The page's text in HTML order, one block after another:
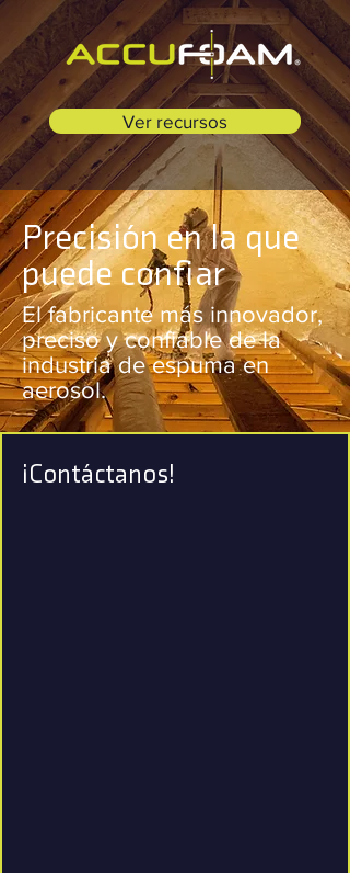
Ver recursos
Precisión en la que
puede confiar
El fabricante más innovador,
preciso y confiable de la
industria de espuma en
aerosol.
¡Contáctanos!